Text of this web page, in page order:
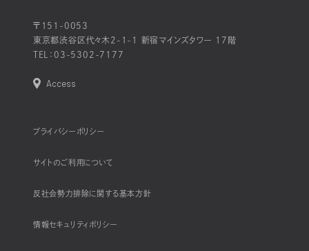
〒151-0053
東京都渋谷区代々木2-1-1 新宿マインズタワー 17階
TEL： 03-5302-7177
Access
プライバシーポリシー
サイトのご利用について
反社会勢力排除に関する基本方針
情報セキュリティポリシー